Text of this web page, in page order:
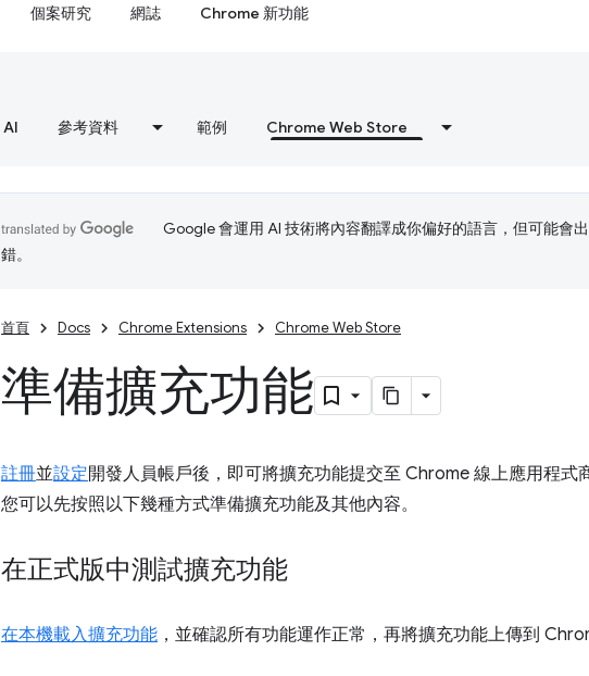
個案研究 網誌 Chrome 新功能
AI 參考資料 範例 Chrome Web Store
Google 會運用 AI 技術將內容翻譯成你偏好的語言，但可能會出
錯。
首頁 Docs Chrome Extensions Chrome Web Store
準備擴充功能
註冊並設定開發人員帳戶後，即可將擴充功能提交至 Chrome 線上應用程式
您可以先按照以下幾種方式準備擴充功能及其他內容。
在正式版中測試擴充功能
在本機載入擴充功能 ，並確認所有功能運作正常，再將擴充功能上傳到